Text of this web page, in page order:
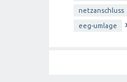
netzanschluss
eeg-umlage